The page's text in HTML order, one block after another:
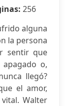
256
alguna
la persona
sentir que
o,
llegó?
el amor,
Walter